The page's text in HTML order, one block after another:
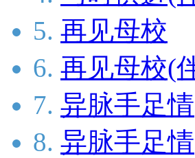
5. 再见母校
6. 再见母校(
7. 异脉手足情
8. 异脉手足